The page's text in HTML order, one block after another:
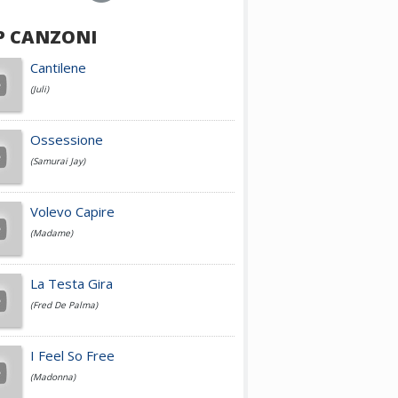
Achille Lauro
Cesare Cremonini
Jovanotti
Fedez
Simone Cristicchi
CANZONI
Cantilene
(Juli)
Ossessione
(Samurai Jay)
Volevo Capire
(Madame)
La Testa Gira
(Fred De Palma)
I Feel So Free
(Madonna)